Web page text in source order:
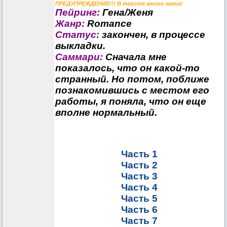
ПРЕДУПРЕЖДЕНИЕ!!! В тексте много мата!
Пейринг: Гена/Женя
Жанр: Romance
Статус: закончен, в процессе
выкладки.
Саммари: Сначала мне
показалось, что он какой-то
странный. Но потом, поближе
познакомившись с местом его
работы, я поняла, что он еще
вполне нормальный.
Часть 1
Часть 2
Часть 3
Часть 4
Часть 5
Часть 6
Часть 7